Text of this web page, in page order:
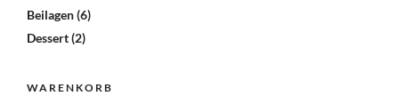
Beilagen(6)
Dessert(2)
WARENKORB